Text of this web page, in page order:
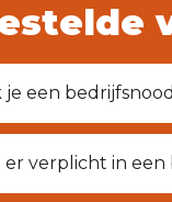
je een
verplicht in een